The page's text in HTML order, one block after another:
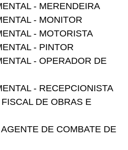
- MERENDEIRA
- MONITOR
- MOTORISTA
- PINTOR
- OPERADOR DE
- RECEPCIONISTA
DE OBRAS E
DE COMBATE DE